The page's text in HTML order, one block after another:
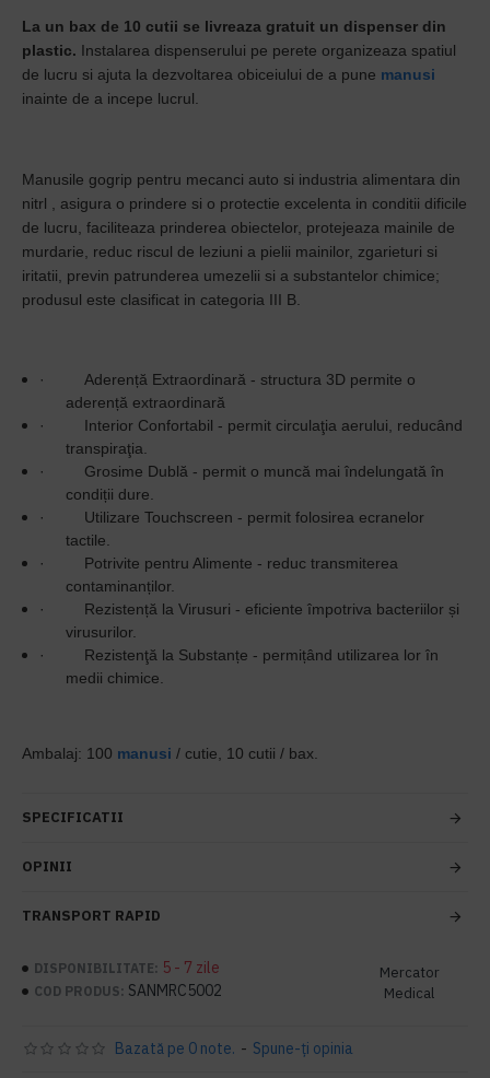
La un bax de 10 cutii se livreaza gratuit un dispenser din
plastic. Instalarea dispenserului pe perete organizeaza spatiul
de lucru si ajuta la dezvoltarea obiceiului de a pune manusi
inainte de a incepe lucrul.
Manusile gogrip pentru mecanci auto si industria alimentara din
nitrl , asigura o prindere si o protectie excelenta in conditii dificile
de lucru, faciliteaza prinderea obiectelor, protejeaza mainile de
murdarie, reduc riscul de leziuni a pielii mainilor, zgarieturi si
iritatii, previn patrunderea umezelii si a substantelor chimice;
produsul este clasificat in categoria III B.
·
Aderență Extraordinară - structura 3D permite o
aderență extraordinară
·
Interior Confortabil - permit circulaţia aerului, reducând
transpiraţia.
·
Grosime Dublă - permit o muncă mai îndelungată în
condiții dure.
·
Utilizare Touchscreen - permit folosirea ecranelor
tactile.
·
Potrivite pentru Alimente - reduc transmiterea
contaminanților.
·
Rezistență la Virusuri - eficiente împotriva bacteriilor și
virusurilor.
·
Rezistenţă la Substanțe - permițând utilizarea lor în
medii chimice.
Ambalaj: 100 manusi / cutie, 10 cutii / bax.
SPECIFICATII
OPINII
TRANSPORT RAPID
DISPONIBILITATE: 5 - 7 zile
COD PRODUS: SANMRC5002
Mercator
Medical
Bazată pe 0 note. - Spune-ţi opinia